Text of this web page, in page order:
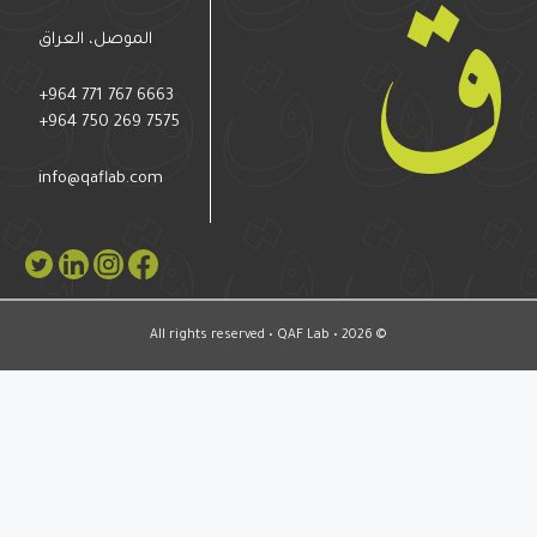
الموصل، العراق
+964 771 767 6663
+964 750 269 7575
info@qaflab.com
© All rights reserved • QAF Lab • 2026